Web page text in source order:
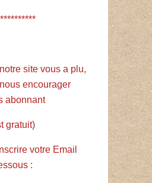
site vous a plu,
encourager
abonnant
gratuit)
votre Email
: